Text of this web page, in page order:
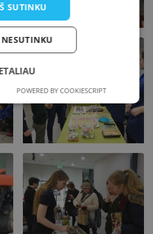
SUTINKU
POWERED BY COOKIESCRIPT